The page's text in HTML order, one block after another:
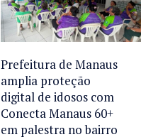
Prefeitura de Manaus
amplia proteção
digital de idosos com
Conecta Manaus 60+
em palestra no bairro